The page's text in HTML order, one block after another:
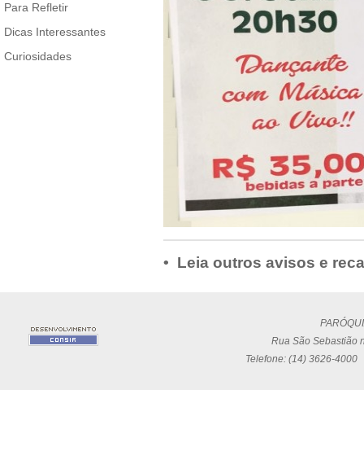
Para Refletir
Dicas Interessantes
Curiosidades
• Leia outros avisos e
Rua São Sebastião
Telefone: (14) 3626-